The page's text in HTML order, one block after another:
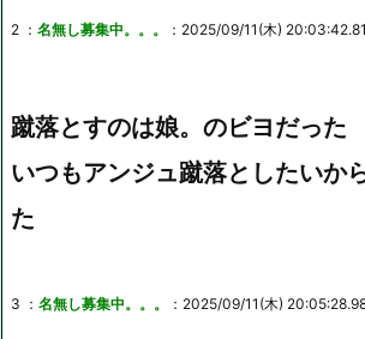
2 ： 名無し募集中。。。 ：2025/09/11(木)
蹴落とすのは娘。のビヨだった
いつもアンジュ蹴落としたいか
た
3 ： 名無し募集中。。。 ：2025/09/11(木)